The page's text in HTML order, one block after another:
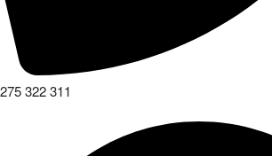
275 322 311